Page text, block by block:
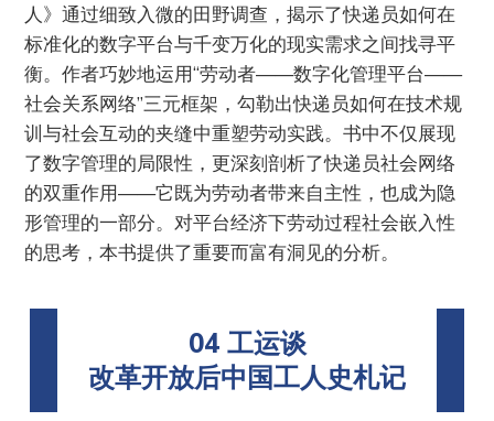
人》通过细致入微的田野调查，揭示了快递员如何在
标准化的数字平台与千变万化的现实需求之间找寻平
衡。作者巧妙地运用“劳动者——数字化管理平台——
社会关系网络”三元框架，勾勒出快递员如何在技术规
训与社会互动的夹缝中重塑劳动实践。书中不仅展现
了数字管理的局限性，更深刻剖析了快递员社会网络
的双重作用——它既为劳动者带来自主性，也成为隐
形管理的一部分。对平台经济下劳动过程社会嵌入性
的思考，本书提供了重要而富有洞见的分析。
04 工运谈
改革开放后中国工人史札记